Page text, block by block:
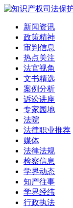
新闻资讯
政策精神
审判信息
热点关注
法官视角
文书精选
案例分析
诉讼讲座
专家园地
法院
法律职业推荐
媒体
法律法规
检察信息
学界动态
知产往事
学界经纬
行政执法